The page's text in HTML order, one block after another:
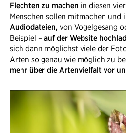
Flechten zu machen in diesen
Menschen sollen mitmachen und
Audiodateien, von Vogelgesang
Beispiel – auf der Website
sich dann möglichst viele der
Arten so genau wie möglich zu
mehr über die Artenvielfalt vor